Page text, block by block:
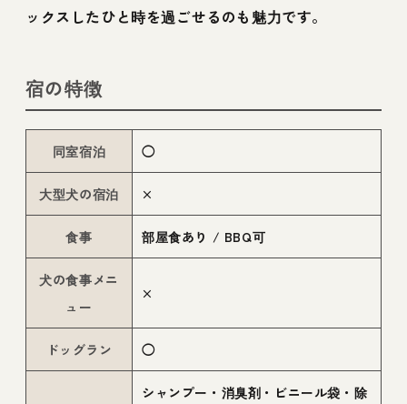
ックスしたひと時を過ごせるのも魅力です。
宿の特徴
同室宿泊 ◯
大型犬の宿泊 ×
食事 部屋食あり / BBQ可
犬の食事メニ
ュー
×
ドッグラン ◯
シャンプー・消臭剤・ビニール袋・除